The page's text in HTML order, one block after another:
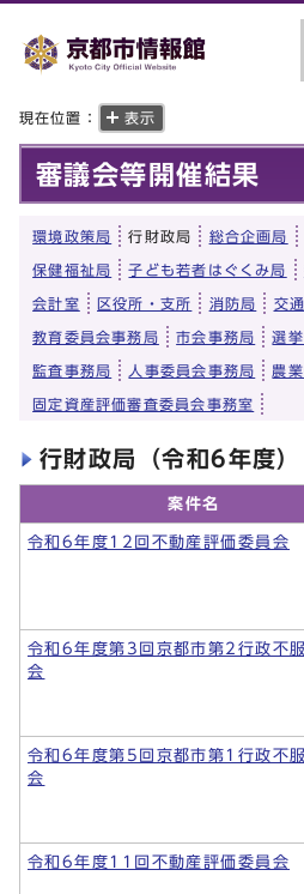
現在位置： 表示
審議会等開催結果
環境政策局 行財政局 総合企画局
保健福祉局 子ども若者はぐくみ局
会計室 区役所・支所 消防局 交
教育委員会事務局 市会事務局 選
監査事務局 人事委員会事務局 農
固定資産評価審査委員会事務室
行財政局（令和6年度）
案件名
令和6年度12回不動産評価委員会
令和6年度第3回京都市第2行政不
会
令和6年度第5回京都市第1行政不
会
令和6年度11回不動産評価委員会